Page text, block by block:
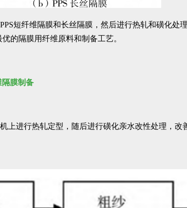
短纤维隔膜和长丝隔膜，然后进行热轧和磺化处
的隔膜用纤维原料和制备工艺。
隔膜制备
上进行热轧定型，随后进行磺化亲水改性处理，